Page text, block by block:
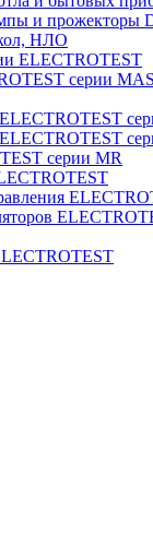
и прожекторы
НЛО
ELECTROTEST
серии
серии MR